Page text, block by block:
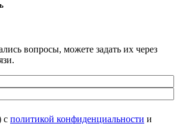
вопросы, можете задать их через
с политикой конфиденциальности и